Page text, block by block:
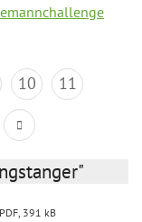
10
11
PDF, 391 kB